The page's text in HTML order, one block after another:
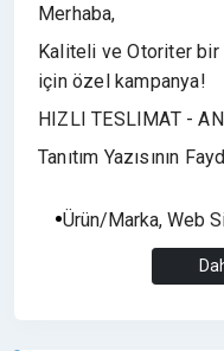
Merhaba,
Kaliteli ve Otoriter bir
için özel kampanya!
HIZLI TESLIMAT -
Tanıtım Yazısının
Ürün/Marka, Web
Firmanızın